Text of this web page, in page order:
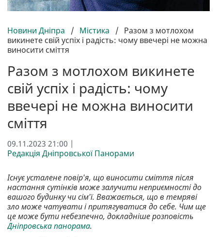
Новини Дніпра / Містика / Разом з мотлохом
викинете свій успіх і радість: чому ввечері не можна
виносити сміття
Разом з мотлохом викинете
свій успіх і радість: чому
ввечері не можна виносити
сміття
09.11.2023 21:00 |
Редакція Дніпровської Панорами
Існує усталене повір'я, що виносити сміття після
настання сутінків може залучити неприємності до
вашого будинку чи сім'ї. Вважається, що в темряві
зло може чатувати і притягуватися до себе. Чим ще
це може бути небезпечно, докладніше розповість
Дніпровська панорама.